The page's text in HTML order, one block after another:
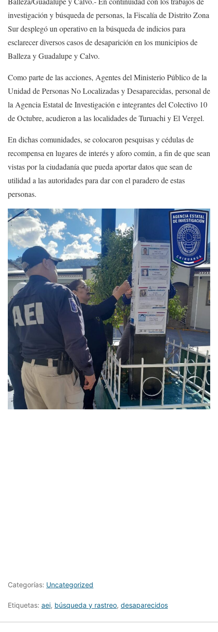
investigación y búsqueda de personas, la Fiscalía de Distrito Zona
Sur desplegó un operativo en la búsqueda de indicios para
esclarecer diversos casos de desaparición en los municipios de
Balleza y Guadalupe y Calvo.
Como parte de las acciones, Agentes del Ministerio Público de la
Unidad de Personas No Localizadas y Desaparecidas, personal de
la Agencia Estatal de Investigación e integrantes del Colectivo 10
de Octubre, acudieron a las localidades de Turuachi y El Vergel.
En dichas comunidades, se colocaron pesquisas y cédulas de
recompensa en lugares de interés y aforo común, a fin de que sean
vistas por la ciudadanía que pueda aportar datos que sean de
utilidad a las autoridades para dar con el paradero de estas
personas.
Categorías: Uncategorized
Etiquetas: aei, búsqueda y rastreo, desaparecidos